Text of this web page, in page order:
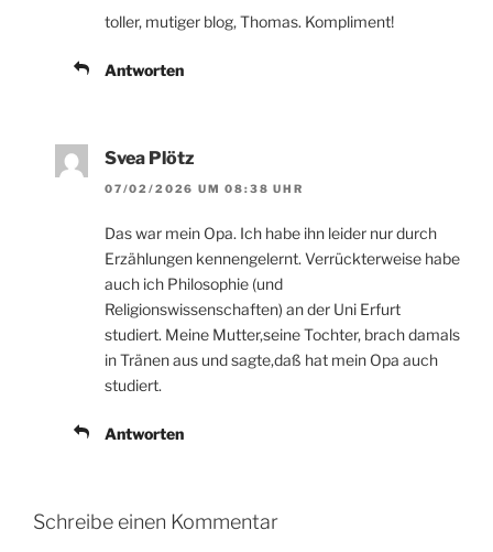
toller, mutiger blog, Thomas. Kompliment!
Antworten
Svea Plötz
07/02/2026 UM 08:38 UHR
Das war mein Opa. Ich habe ihn leider nur durch
Erzählungen kennengelernt. Verrückterweise habe
auch ich Philosophie (und
Religionswissenschaften) an der Uni Erfurt
studiert. Meine Mutter,seine Tochter, brach damals
in Tränen aus und sagte,daß hat mein Opa auch
studiert.
Antworten
Schreibe einen Kommentar